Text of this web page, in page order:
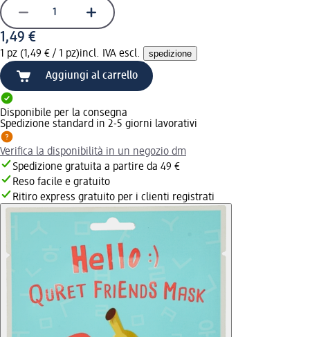
1,49 €
1 pz (1,49 € / 1 pz)incl. IVA escl. spedizione
Aggiungi al carrello
Disponibile per la consegna
Spedizione standard in 2-5 giorni lavorativi
Verifica la disponibilità in un negozio dm
Spedizione gratuita a partire da 49 €
Reso facile e gratuito
Ritiro express gratuito per i clienti registrati